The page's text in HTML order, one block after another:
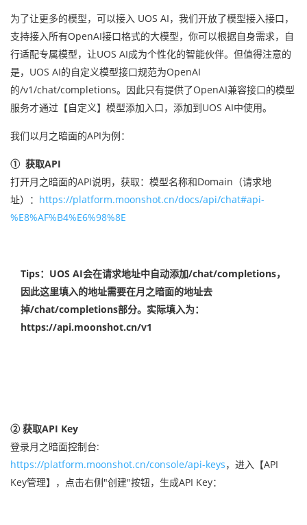
为了让更多的模型，可以接入 UOS AI，我们开放了模型接入接口，
支持接入所有OpenAI接口格式的大模型，你可以根据自身需求，自
行适配专属模型，让UOS AI成为个性化的智能伙伴。但值得注意的
是，UOS AI的自定义模型接口规范为OpenAI
的/v1/chat/completions。因此只有提供了OpenAI兼容接口的模型
服务才通过【自定义】模型添加入口，添加到UOS AI中使用。
我们以月之暗面的API为例：
① 获取API
打开月之暗面的API说明，获取：模型名称和Domain（请求地
址）： https://platform.moonshot.cn/docs/api/chat#api-
%E8%AF%B4%E6%98%8E
Tips：UOS AI会在请求地址中自动添加/chat/completions，
因此这里填入的地址需要在月之暗面的地址去
掉/chat/completions部分。实际填入为：
https://api.moonshot.cn/v1
② 获取API Key
登录月之暗面控制台:
https://platform.moonshot.cn/console/api-keys，进入【API
Key管理】，点击右侧"创建"按钮，生成API Key：